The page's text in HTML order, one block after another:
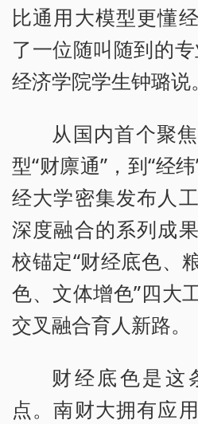
比通用大模型更懂
了一位随叫随到的
经济学院学生钟璐说。
从国内首个聚
型“财廪通”，到“经
经大学密集发布人
深度融合的系列成
校锚定“财经底色、
色、文体增色”四大
交叉融合育人新路。
财经底色是这
点。南财大拥有应